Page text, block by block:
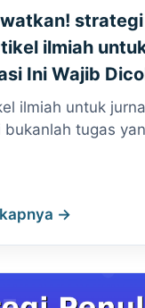
ilmiah
Ini Wajib
ilmiah untuk
tugas
→